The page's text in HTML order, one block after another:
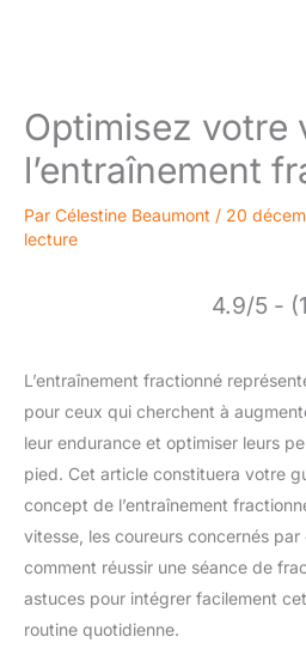
Optimisez votre
l’entraînement
Par Célestine Beaumont / 20
lecture
4.9/5 -
L’entraînement fractionné
pour ceux qui cherchent à
leur endurance et optimiser leurs
pied. Cet article constituera votre
concept de l’entraînement
vitesse, les coureurs concernés par
comment réussir une séance de
astuces pour intégrer facilement
routine quotidienne.